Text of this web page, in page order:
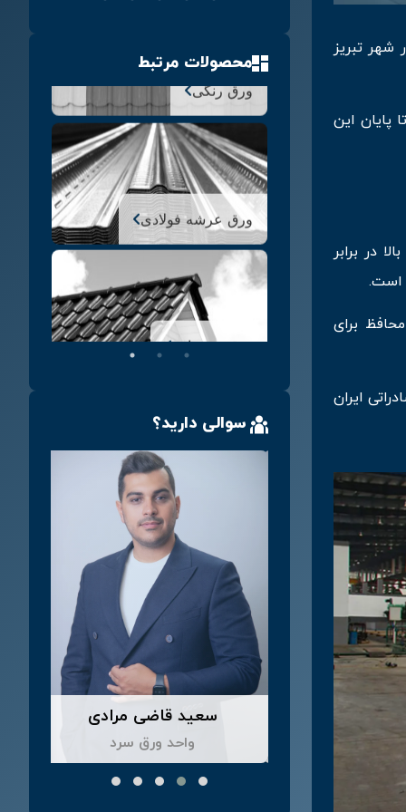
تبریز
پایان این
در برابر
است.
برای
ایران
جدول وزن ورق روغنی و
محاسبه وزن ورق روغنی
بررسی ویژگی های ورق
روغنی
محصولات مرتبط
ورق شیروانی
ورق آبرو گالوانیزه
ورق گالوانیزه
ورق رنگی
ورق عرشه فولادی
سوالی دارید؟
کشاورز سعید قاضی مرادی
واحد ورق سرد
داخلی 110 - 02168335